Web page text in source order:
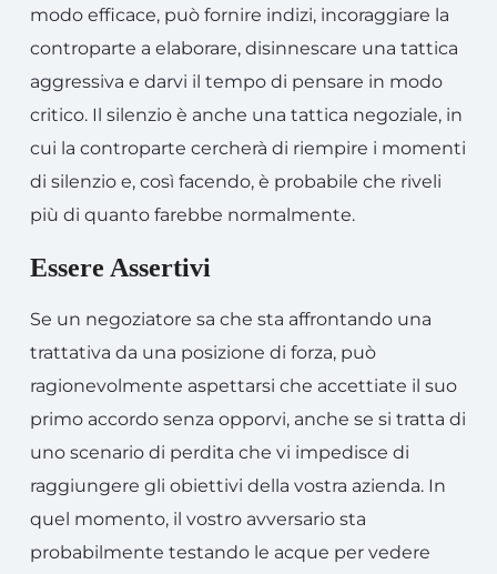
modo efficace, può fornire indizi, incoraggiare la
controparte a elaborare, disinnescare una tattica
aggressiva e darvi il tempo di pensare in modo
critico. Il silenzio è anche una tattica negoziale, in
cui la controparte cercherà di riempire i momenti
di silenzio e, così facendo, è probabile che riveli
più di quanto farebbe normalmente.
Essere Assertivi
Se un negoziatore sa che sta affrontando una
trattativa da una posizione di forza, può
ragionevolmente aspettarsi che accettiate il suo
primo accordo senza opporvi, anche se si tratta di
uno scenario di perdita che vi impedisce di
raggiungere gli obiettivi della vostra azienda. In
quel momento, il vostro avversario sta
probabilmente testando le acque per vedere